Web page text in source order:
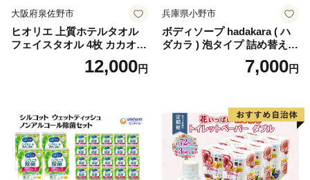
大阪府泉佐野市
ヒオリエ 上質ホテルタオル
フェイスタオル 4枚 カカオ
【タオル 泉州タオル 吸水 普
段使い 無地 シンプル 日用品
12,000円
兵庫県小野市
ボディソープ hadakara ( ハ
ダカラ ) 泡タイプ 詰め替え 4
40ml×4袋 ボディーソープ 泡
ボディソープ 泡 日用品 消耗
泡石鹸 石鹸 兵庫 兵庫県 小野
7,000円